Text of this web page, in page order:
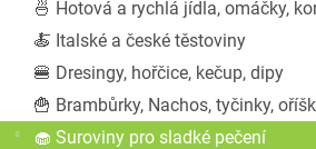
🍜 Hotová a rychlá jídla, omáčky,
🍝 Italské a české těstoviny
🍔 Dresingy, hořčice, kečup, dipy
🍟 Brambůrky, Nachos, tyčinky,
🧁 Suroviny pro sladké pečení